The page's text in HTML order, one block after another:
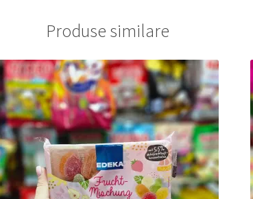
Produse similare